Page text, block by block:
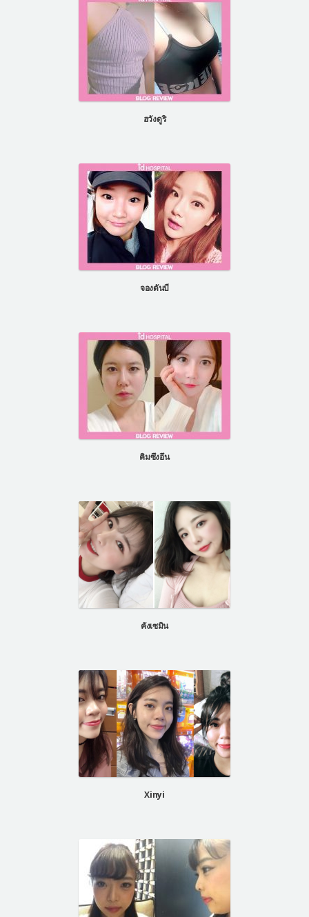
ฮวังดูริ
จองดันบี
คิมซึงอึน
คังเซมิน
Xinyi